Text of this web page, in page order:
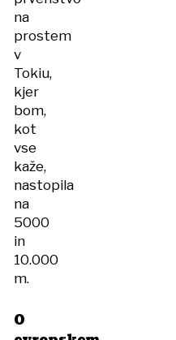
na
prostem
v
Tokiu,
kjer
bom,
kot
vse
kaže,
nastopila
na
5000
in
10.000
m.
O